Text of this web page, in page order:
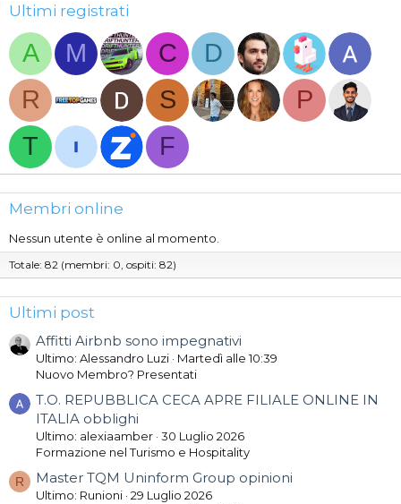
Ultimi registrati
A M C
D
R
S
P
T
F
Membri online
Nessun utente è online al momento.
Totale: 82 (membri: 0, ospiti: 82)
Ultimi post
Affitti Airbnb sono impegnativi
Ultimo: Alessandro Luzi
Martedì alle 10:39
Nuovo Membro? Presentati
T.O. REPUBBLICA CECA APRE FILIALE ONLINE IN
ITALIA obblighi
Ultimo: alexiaamber 30 Luglio 2026
Formazione nel Turismo e Hospitality
R Master TQM Uninform Group opinioni
Ultimo: Runioni 29 Luglio 2026